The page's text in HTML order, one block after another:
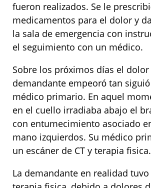
fueron realizados. Se le
medicamentos para el dolor y
la sala de emergencia con
el seguimiento con un médico.
Sobre los próximos días el dolor
demandante empeoró tan
médico primario. En aquel
en el cuello irradiaba abajo el
con entumecimiento asociado
mano izquierdos. Su médico
un escáner de CT y terapia fisica.
La demandante en realidad